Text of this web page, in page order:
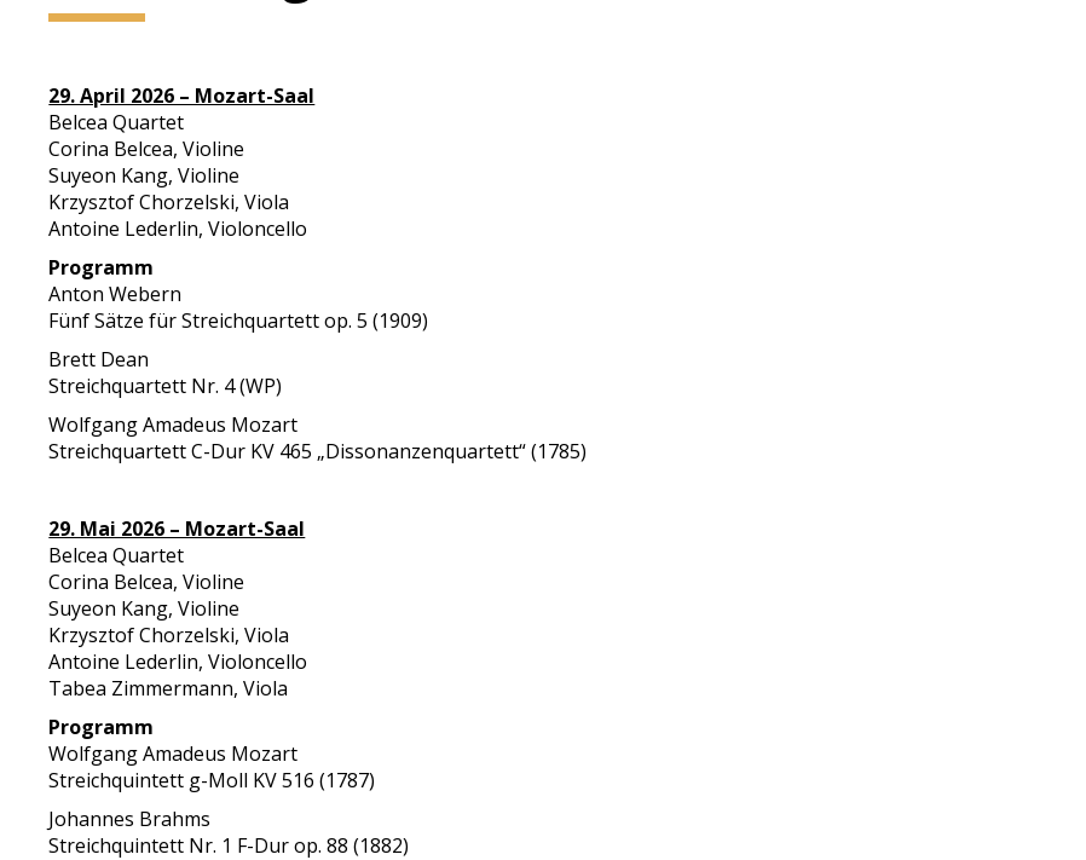
29. April 2026 – Mozart-Saal
Belcea Quartet
Corina Belcea, Violine
Suyeon Kang, Violine
Krzysztof Chorzelski, Viola
Antoine Lederlin, Violoncello
Programm
Anton Webern
Fünf Sätze für Streichquartett op. 5 (1909)
Brett Dean
Streichquartett Nr. 4 (WP)
Wolfgang Amadeus Mozart
Streichquartett C-Dur KV 465 „Dissonanzenquartett“ (1785)
29. Mai 2026 – Mozart-Saal
Belcea Quartet
Corina Belcea, Violine
Suyeon Kang, Violine
Krzysztof Chorzelski, Viola
Antoine Lederlin, Violoncello
Tabea Zimmermann, Viola
Programm
Wolfgang Amadeus Mozart
Streichquintett g-Moll KV 516 (1787)
Johannes Brahms
Streichquintett Nr. 1 F-Dur op. 88 (1882)